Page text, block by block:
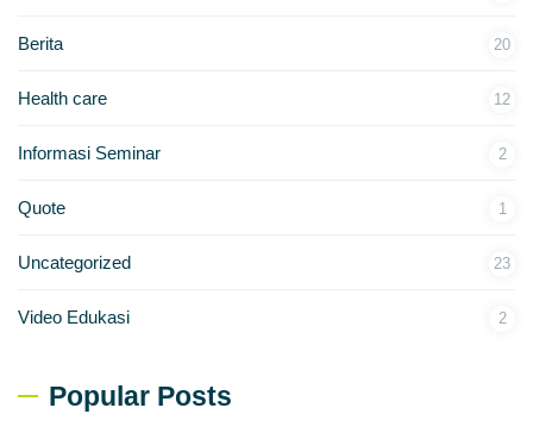
Berita 20
Health care 12
Informasi Seminar 2
Quote 1
Uncategorized 23
Video Edukasi 2
Popular Posts